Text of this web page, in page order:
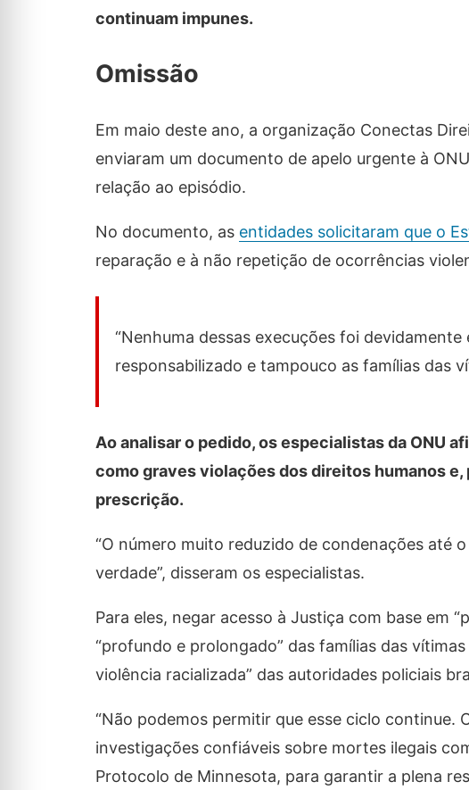
continuam impunes.
Omissão
Em maio deste ano, a organização Conectas
enviaram um documento de apelo urgente à
relação ao episódio.
No documento, as entidades solicitaram que o
reparação e à não repetição de ocorrências
“Nenhuma dessas execuções foi
responsabilizado e tampouco as famílias das
Ao analisar o pedido, os especialistas da ONU
como graves violações dos direitos humanos
prescrição.
“O número muito reduzido de condenações até
verdade”, disseram os especialistas.
Para eles, negar acesso à Justiça com base em
“profundo e prolongado” das famílias das
violência racializada” das autoridades policiais
“Não podemos permitir que esse ciclo continue.
investigações confiáveis sobre mortes ilegais
Protocolo de Minnesota, para garantir a plena